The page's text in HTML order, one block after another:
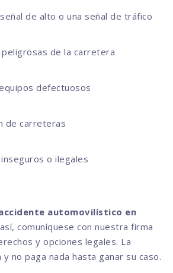
de alto o una señal de tráfico
peligrosas de la carretera
defectuosos
de carreteras
o ilegales
automovilístico en
comuníquese con nuestra firma
y opciones legales. La
no paga nada hasta ganar su caso.